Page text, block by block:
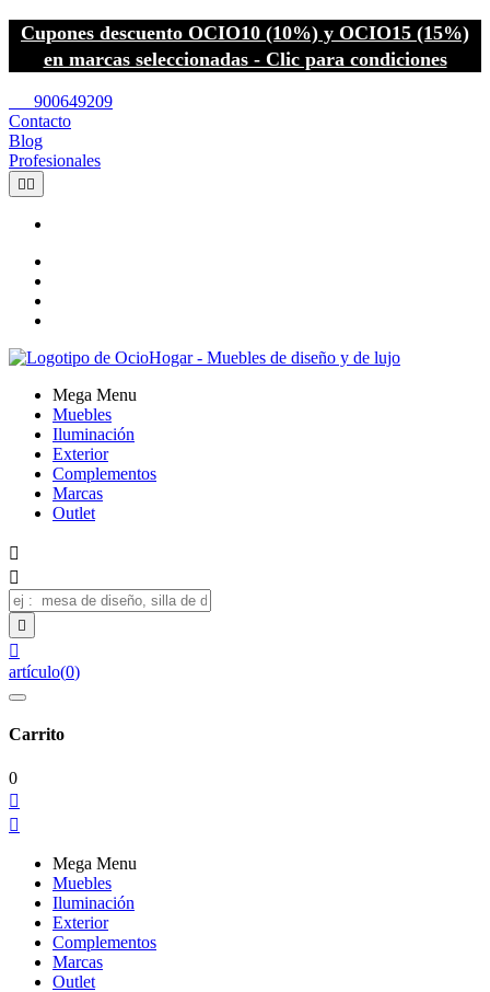
Cupones descuento OCIO10 (10%) y OCIO15 (15%)
en marcas seleccionadas - Clic para condiciones
900649209
Contacto
Blog
Profesionales
 
Mega Menu
Muebles
Iluminación
Exterior
Complementos
Marcas
Outlet




artículo(0)
Carrito
0


Mega Menu
Muebles
Iluminación
Exterior
Complementos
Marcas
Outlet